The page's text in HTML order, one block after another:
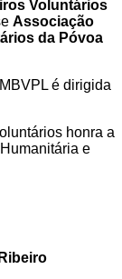
Voluntários
Associação
da Póvoa
é dirigida
honra a
e